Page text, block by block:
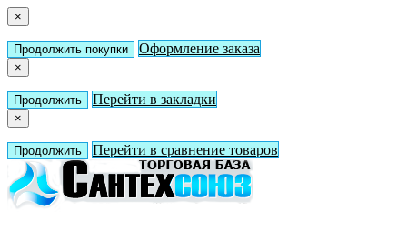
×
Продолжить покупки Оформление заказа
×
Продолжить Перейти в закладки
×
Продолжить Перейти в сравнение товаров